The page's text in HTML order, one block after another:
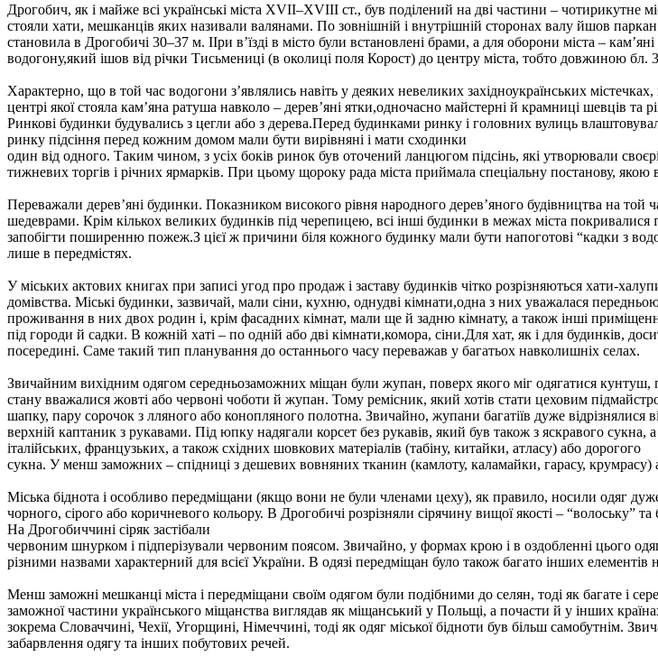
Дрогобич, як і майже всі українські міста XVII–XVIII ст., був поділений на дві частини –
стояли хати, мешканців яких називали валянами. По зовнішній і внутрішній сторонах валу йшов
становила в Дрогобичі 30–37 м. ІІри в’їзді в місто були встановлені брами, а для оборони міста –
водогону,який ішов від річки Тисьмениці (в околиці поля Корост) до центру міста, тобто довжиною бл.
Характерно, що в той час водогони з’являлись навіть у деяких невеликих західноукраїнських
центрі якої стояла кам’яна ратуша навколо – дерев’яні ятки,одночасно майстерні й крамниці шевців
Ринкові будинки будувались з цегли або з дерева.Перед будинками ринку і головних вулиць
ринку підсіння перед кожним домом мали бути вирівняні і мати сходинки
один від одного. Таким чином, з усіх боків ринок був оточений ланцюгом підсінь, які утворювали
тижневих торгів і річних ярмарків. При цьому щороку рада міста приймала спеціальну постанову, якою
Переважали дерев’яні будинки. Показником високого рівня народного дерев’яного будівництва на
шедеврами. Крім кількох великих будинків під черепицею, всі інші будинки в межах міста
запобігти поширенню пожеж.З цієї ж причини біля кожного будинку мали бути напоготові “кадки з
лише в передмістях.
У міських актових книгах при записі угод про продаж і заставу будинків чітко розрізняються хати-
домівства. Міські будинки, зазвичай, мали сіни, кухню, однудві кімнати,одна з них уважалася
проживання в них двох родин і, крім фасадних кімнат, мали ще й задню кімнату, а також інші
під городи й садки. В кожній хаті – по одній або дві кімнати,комора, сіни.Для хат, як і для будинків,
посередині. Саме такий тип планування до останнього часу переважав у багатьох навколишніх селах.
Звичайним вихідним одягом середньозаможних міщан були жупан, поверх якого міг одягатися
стану вважалися жовті або червоні чоботи й жупан. Тому ремісник, який хотів стати цеховим
шапку, пару сорочок з лляного або конопляного полотна. Звичайно, жупани багатіїв дуже
верхній каптаник з рукавами. Під юпку надягали корсет без рукавів, який був також з яскравого
італійських, французьких, а також східних шовкових матеріалів (табіну, китайки, атласу) або дорогого
сукна. У менш заможних – спідниці з дешевих вовняних тканин (камлоту, каламайки, гарасу, крумрасу)
Міська біднота і особливо передміщани (якщо вони не були членами цеху), як правило, носили одяг
чорного, сірого або коричневого кольору. В Дрогобичі розрізняли сірячину вищої якості – “волоську”
На Дрогобиччині сіряк застібали
червоним шнурком і підперізували червоним поясом. Звичайно, у формах крою і в оздобленні цього
різними назвами характерний для всієї України. В одязі передміщан було також багато інших
Менш заможні мешканці міста і передміщани своїм одягом були подібними до селян, тоді як багате і
заможної частини українського міщанства виглядав як міщанський у Польщі, а почасти й у інших
зокрема Словаччині, Чехії, Угорщині, Німеччині, тоді як одяг міської бідноти був більш самобутнім.
забарвлення одягу та інших побутових речей.